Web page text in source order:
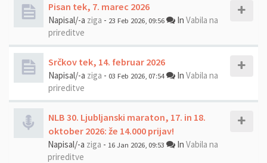
Pisan tek, 7. marec 2026
Napisal/-a ziga - 23 Feb 2026, 09:56 In Vabila na
prireditve
Srčkov tek, 14. februar 2026
Napisal/-a ziga - 03 Feb 2026, 07:54 In Vabila na
prireditve
NLB 30. Ljubljanski maraton, 17. in 18.
oktober 2026: že 14.000 prijav!
Napisal/-a ziga - 16 Jan 2026, 09:53 In Vabila na
prireditve